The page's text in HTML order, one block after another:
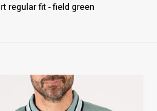
regular fit - field green